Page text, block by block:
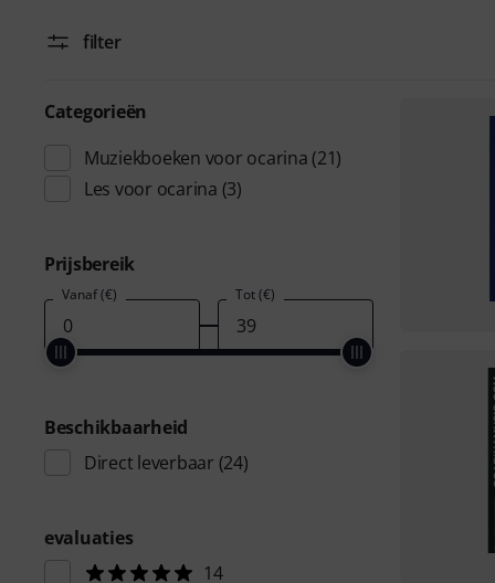
filter
Categorieën
Muziekboeken voor ocarina (21)
Les voor ocarina (3)
Prijsbereik
Vanaf (€) Tot (€)
Beschikbaarheid
Direct leverbaar (24)
evaluaties
14